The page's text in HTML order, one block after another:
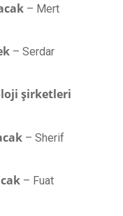
– Mert
– Serdar
şirketleri
– Sherif
– Fuat